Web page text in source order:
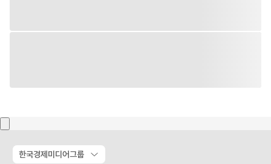
한국경제미디어그룹